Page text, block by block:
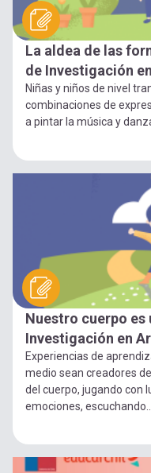
La aldea de las
de Investigación
Niñas y niños de nivel
combinaciones de
a pintar la música y
Nuestro cuerpo es
Investigación en
Experiencias de
medio sean creadores
del cuerpo, jugando con
emociones, escuchando...